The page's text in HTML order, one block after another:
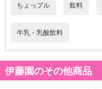
ちょっプル 飲料
牛乳・乳酸飲料
伊藤園のその他商品